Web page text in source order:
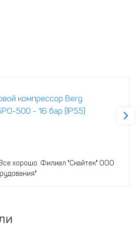
компрессор Berg
500 - 16 бар (IP55)
хорошо. Филиал "Скайтек" ООО